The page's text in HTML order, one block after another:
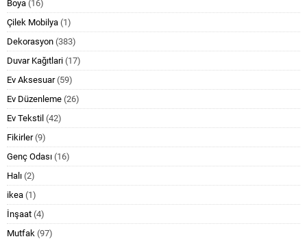
Boya (16)
Çilek Mobilya (1)
Dekorasyon (383)
Duvar Kağıtlari (17)
Ev Aksesuar(59)
Ev Düzenleme (26)
Ev Tekstil (42)
Fikirler(9)
Genç Odası (16)
Halı (2)
ikea (1)
İnşaat (4)
Mutfak (97)